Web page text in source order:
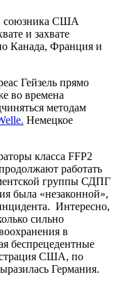
союзника США
и захвате
Канада, Франция и
Гейзель прямо
во времена
методам
Немецкое
класса FFP2
работать
группы СДПГ
была «незаконной»,
Интересно,
сильно
в
беспрецедентные
США, по
Германия.